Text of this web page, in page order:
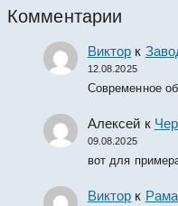
Комментарии
Виктор к
12.08.2025
Современное
Алексей к
09.08.2025
вот для
Виктор к